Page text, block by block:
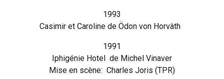
1993
Casimir et Caroline de Ödon von Horvàth
1991
Iphigénie Hotel de Michel Vinaver
Mise en scène: Charles Joris (TPR)